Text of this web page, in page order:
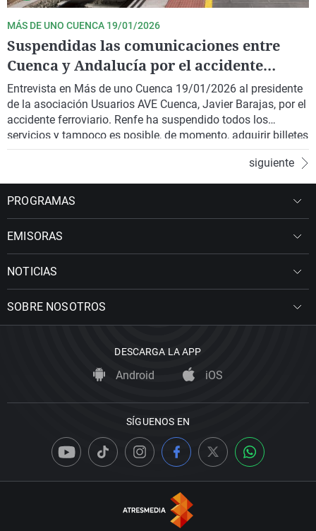
MÁS DE UNO CUENCA 19/01/2026
Suspendidas las comunicaciones entre
Cuenca y Andalucía por el accidente
ferroviario de Córdoba
Entrevista en Más de uno Cuenca 19/01/2026 al presidente
de la asociación Usuarios AVE Cuenca, Javier Barajas, por el
accidente ferroviario. Renfe ha suspendido todos los
servicios y tampoco es posible, de momento, adquirir billetes
en la página web. Este lunes se han guardado minutos de
silencio también en Cuenca en recuerdo a los fallecidos y
heridos, y los responsables políticos han anulado sus actos
públicos.
siguiente
PROGRAMAS
EMISORAS
NOTICIAS
SOBRE NOSOTROS
DESCARGA LA APP
Android iOS
SÍGUENOS EN